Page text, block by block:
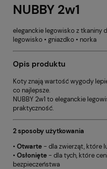
NUBBY 2w1
eleganckie legowisko z tkaniny
legowisko • gniazdko • norka
Opis produktu
Koty znają wartość wygody
co najlepsze.
NUBBY 2w1 to eleganckie
praktyczność.
2 sposoby użytkowania
• Otwarte- dla zwierząt, które
• Osłonięte- dla tych, które
bezpieczeństwa